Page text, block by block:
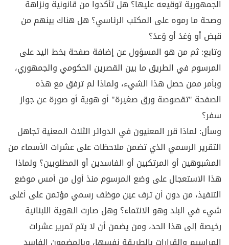
الجمهورية توقيعه عليها؟ هل تأكدوا من قانونية ونزاهة
وصحة ما رموه على المكتب الرئاسي؟ هل هناك بينهم من
قبض أو وَعَدَ أو وُعدَ؟
وتابع: ثم من هو المسؤول عن إضافة صفحة بخط اليد على
المرسوم في الطريق ما بين القصرين الحكومي والجمهوري،
وبأمر ممن حصل هذا الشيء، ولماذا لم ترفق مع هذه
الصفحة "تقصوصة ورق صغيرة" أو هوية أو صورة عن جواز
سفر؟
وسأل: لماذا قرر المعنيون في الدوائر الثلاث المعنية تجاهل
التقرير الرسمي الذي تضمن ملاحظات على عشرات الأسماء من
المشبوهين أو المرتكبين أو الفاسدين أو المطلوبين؟ ولماذا
هذا الاستعجال على وضع المرسوم منذ أول من أمس موضع
التنفيذ، من دون أن ترف عين موظف رسمي مؤتمن على أغلى
شيء في البلد وهو الانتماء؟ وهل صارت الهوية اللبنانية
رخيصة إلى هذا الحد، ومن يضمن أن لا يتم تمرير عشرات